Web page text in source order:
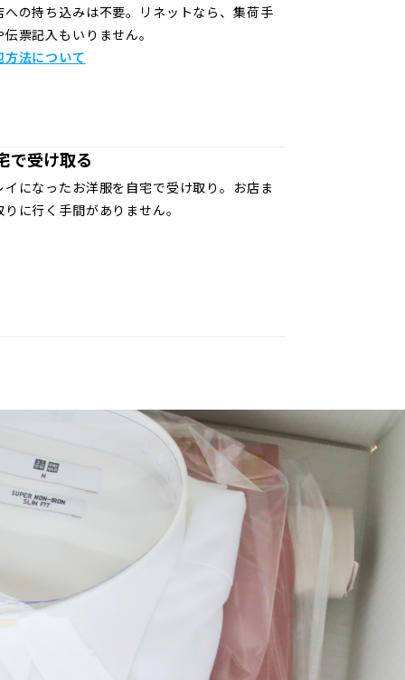
への持ち込みは不要。リネットなら、集荷手
伝票記入もいりません。
方法について
で受け取る
イになったお洋服を自宅で受け取り。お店ま
りに行く手間がありません。